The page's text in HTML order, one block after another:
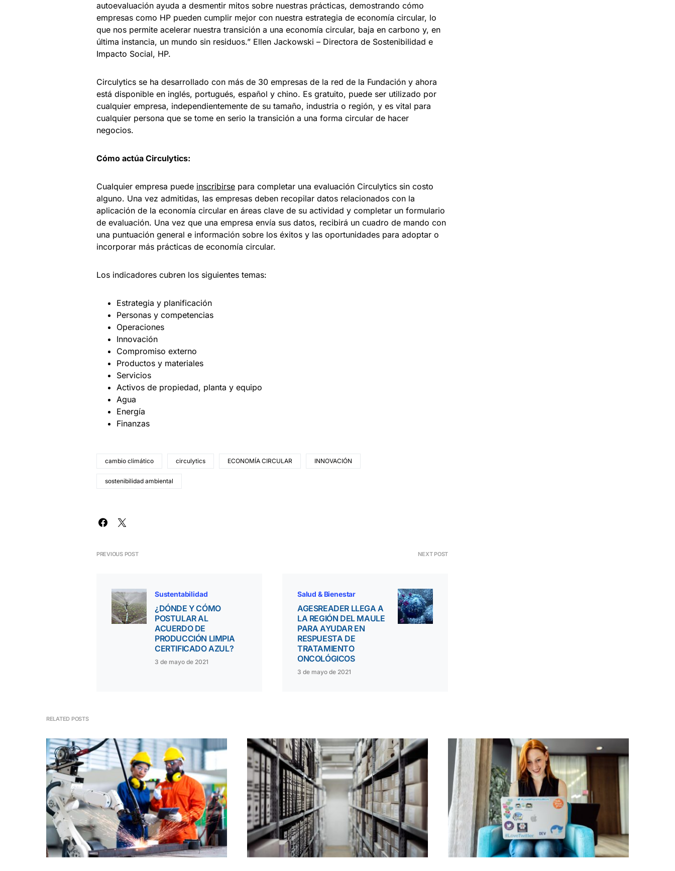
autoevaluación ayuda a desmentir mitos sobre nuestras prácticas, demostrando cómo
empresas como HP pueden cumplir mejor con nuestra estrategia de economía circular, lo
que nos permite acelerar nuestra transición a una economía circular, baja en carbono y, en
última instancia, un mundo sin residuos.” Ellen Jackowski – Directora de Sostenibilidad e
Impacto Social, HP.
Circulytics se ha desarrollado con más de 30 empresas de la red de la Fundación y ahora
está disponible en inglés, portugués, español y chino. Es gratuito, puede ser utilizado por
cualquier empresa, independientemente de su tamaño, industria o región, y es vital para
cualquier persona que se tome en serio la transición a una forma circular de hacer
negocios.
Cómo actúa Circulytics:
Cualquier empresa puede inscribirse para completar una evaluación Circulytics sin costo
alguno. Una vez admitidas, las empresas deben recopilar datos relacionados con la
aplicación de la economía circular en áreas clave de su actividad y completar un formulario
de evaluación. Una vez que una empresa envía sus datos, recibirá un cuadro de mando con
una puntuación general e información sobre los éxitos y las oportunidades para adoptar o
incorporar más prácticas de economía circular.
Los indicadores cubren los siguientes temas:
Estrategia y planificación
Personas y competencias
Operaciones
Innovación
Compromiso externo
Productos y materiales
Servicios
Activos de propiedad, planta y equipo
Agua
Energía
Finanzas
cambio climático circulytics ECONOMÍA CIRCULAR INNOVACIÓN
sostenibilidad ambiental
PREVIOUS POST
Sustentabilidad
¿DÓNDE Y CÓMO
POSTULAR AL
ACUERDO DE
PRODUCCIÓN LIMPIA
CERTIFICADO AZUL?
3 de mayo de 2021
NEXT POST
Salud & Bienestar
AGESREADER LLEGA A
LA REGIÓN DEL MAULE
PARA AYUDAR EN
RESPUESTA DE
TRATAMIENTO
ONCOLÓGICOS
3 de mayo de 2021
RELATED POSTS